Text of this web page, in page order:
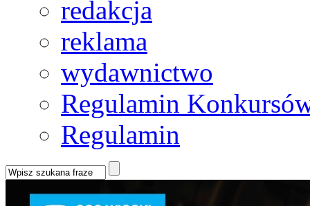
redakcja
reklama
wydawnictwo
Regulamin
Regulamin